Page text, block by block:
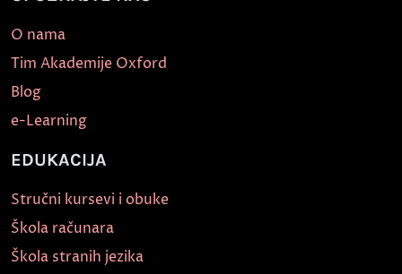
O nama
Tim Akademije Oxford
Blog
e-Learning
EDUKACIJA
Stručni kursevi i obuke
Škola računara
Škola stranih jezika